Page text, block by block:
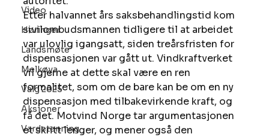
Video
Høringer
Landsmøte
Melkøya
Valg 2025
Aksjoner
Vardetenning
Etter halvannet års saksbehandlingstid kom
sivilombudsmannen tidligere til at arbeidet
var ulovlig igangsatt, siden treårsfristen for
dispensasjonen var gått ut. Vindkraftverket
vil gjerne at dette skal være en ren
formalitet, som om de bare kan be om en ny
dispensasjon med tilbakevirkende kraft, og
få det. Motvind Norge tar argumentasjonen
et skritt lenger, og mener også den